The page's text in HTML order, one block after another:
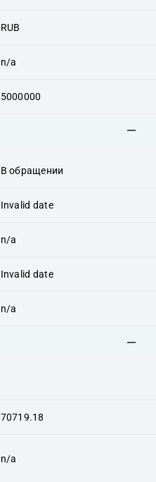
RUB
n/a
5000000
В обращении
Invalid date
n/a
Invalid date
n/a
70719.18
n/a